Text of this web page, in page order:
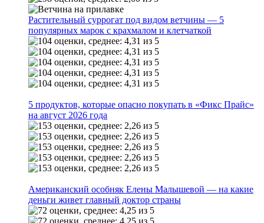
Растительный суррогат под видом ветчины — 5
популярных марок с крахмалом и клетчаткой
5 продуктов, которые опасно покупать в «Фикс Прайс»
на август 2026 года
Американский особняк Елены Малышевой — на какие
деньги живет главный доктор страны